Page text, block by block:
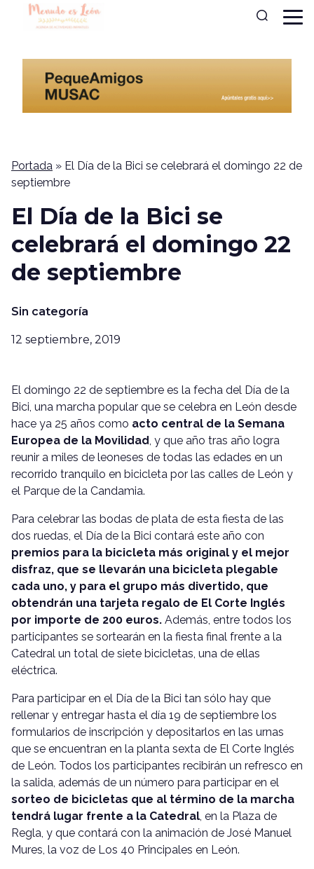
Portada » El Día de la Bici se celebrará el domingo 22 de
septiembre
El Día de la Bici se
celebrará el domingo 22
de septiembre
Sin categoría
12 septiembre, 2019
El domingo 22 de septiembre es la fecha del Día de la
Bici, una marcha popular que se celebra en León desde
hace ya 25 años como acto central de la Semana
Europea de la Movilidad , y que año tras año logra
reunir a miles de leoneses de todas las edades en un
recorrido tranquilo en bicicleta por las calles de León y
el Parque de la Candamia.
Para celebrar las bodas de plata de esta fiesta de las
dos ruedas, el Día de la Bici contará este año con
premios para la bicicleta más original y el mejor
disfraz, que se llevarán una bicicleta plegable
cada uno, y para el grupo más divertido, que
obtendrán una tarjeta regalo de El Corte Inglés
por importe de 200 euros. Además, entre todos los
participantes se sortearán en la fiesta final frente a la
Catedral un total de siete bicicletas, una de ellas
eléctrica.
Para participar en el Día de la Bici tan sólo hay que
rellenar y entregar hasta el día 19 de septiembre los
formularios de inscripción y depositarlos en las urnas
que se encuentran en la planta sexta de El Corte Inglés
de León. Todos los participantes recibirán un refresco en
la salida, además de un número para participar en el
sorteo de bicicletas que al término de la marcha
tendrá lugar frente a la Catedral , en la Plaza de
Regla, y que contará con la animación de José Manuel
Mures, la voz de Los 40 Principales en León.